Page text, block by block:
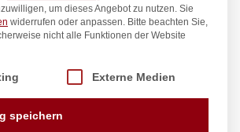
inkl. / exkl. MwSt.
um dieses Angebot zu nutzen. Sie
widerrufen oder anpassen. Bitte beachten Sie,
nicht alle Funktionen der Website
die eine Einwilligung erteilt werden kann.
Externe Medien
speichern